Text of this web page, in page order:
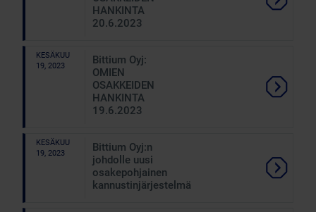
HANKINTA
20.6.2023
KESÄKUU
19, 2023
Bittium Oyj:
OMIEN
OSAKKEIDEN
HANKINTA
19.6.2023
KESÄKUU
19, 2023
Bittium Oyj:n
johdolle uusi
osakepohjainen
kannustinjärjestelmä